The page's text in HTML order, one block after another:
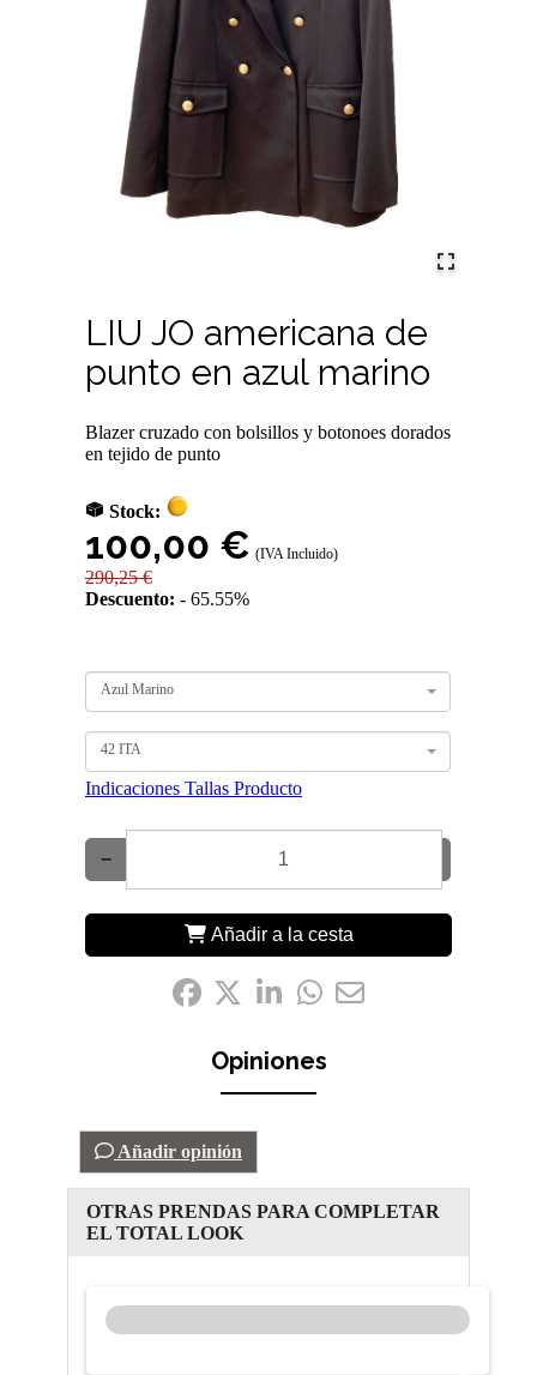
LIU JO americana de
punto en azul marino
Blazer cruzado con bolsillos y botonoes dorados
en tejido de punto
Stock:
100,00 € (IVA Incluido)
290,25 €
Descuento: 65.55%
Azul Marino
42 ITA
Indicaciones Tallas Producto
−
Añadir a la cesta
Opiniones
Añadir opinión
OTRAS PRENDAS PARA COMPLETAR
EL TOTAL LOOK